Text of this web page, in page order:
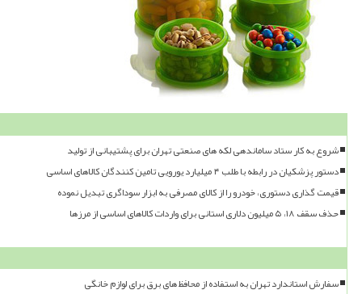
شروع به کار ستاد ساماندهی لکه های صنعتی تهران برای پشتیبانی از تولید
دستور پزشکیان در رابطه با طلب ۴ میلیارد یورویی تامین کنندگان کالاهای اساسی
قیمت گذاری دستوری، خودرو را از کالای مصرفی به ابزار سوداگری تبدیل نموده
حذف سقف ۱۸، ۵ میلیون دلاری استانی برای واردات کالاهای اساسی از مرزها
سفارش استاندارد تهران به استفاده از محافظ های برق برای لوازم خانگی